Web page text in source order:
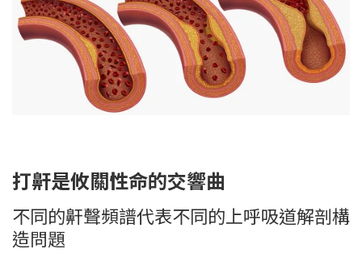
打鼾是攸關性命的交響曲
不同的鼾聲頻譜代表不同的上呼吸道解剖構
造問題